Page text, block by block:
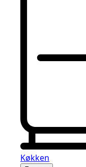
Køkken